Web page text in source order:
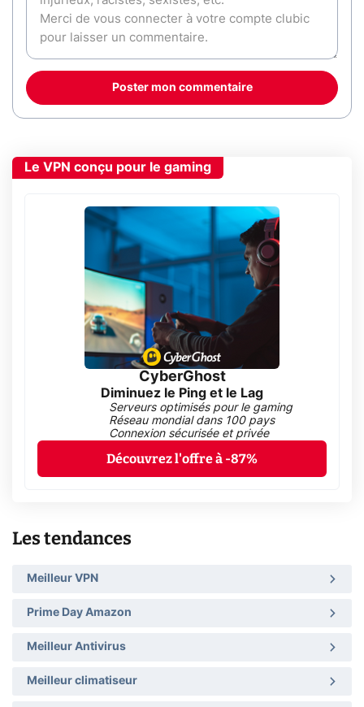
Poster mon commentaire
Le VPN conçu pour le gaming
CyberGhost
Diminuez le Ping et le Lag
Serveurs optimisés pour le gaming
Réseau mondial dans 100 pays
Connexion sécurisée et privée
Découvrez l'offre à -87%
Les tendances
Meilleur VPN
Prime Day Amazon
Meilleur Antivirus
Meilleur climatiseur